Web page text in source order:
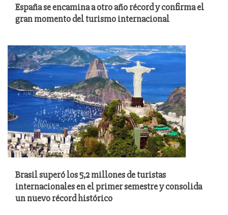
España se encamina a otro año récord y confirma el
gran momento del turismo internacional
Brasil superó los 5,2 millones de turistas
internacionales en el primer semestre y consolida
un nuevo récord histórico